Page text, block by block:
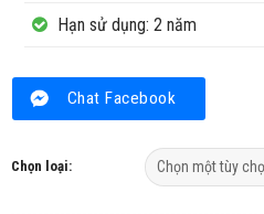
Hạn sử dụng: 2 năm
Chat Facebook
Chọn loại: